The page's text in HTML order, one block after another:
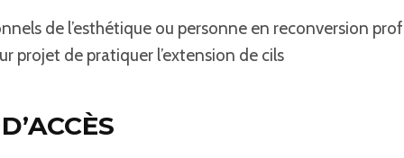
de l’esthétique ou personne en reconversion
projet de pratiquer l’extension de cils